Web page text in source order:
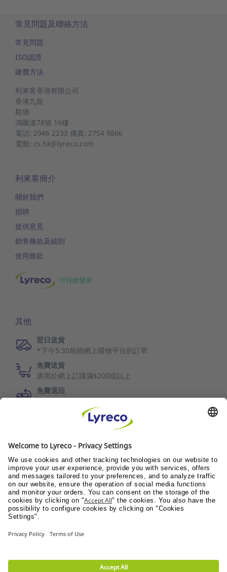
常見問題及聯絡方法
常見問題
ISO認證
繳費方法
利來客香港有限公司
香港九龍
觀塘
鴻圖道78號 16樓
電話: 2946 2233 傳真: 2754 9866
電郵: cs.hk@lyreco.com
利來客簡介
關於我們
招聘
提供意見
銷售條款及細則
使用條款
可持續發展
其他
翌日送貨
*下午5:30前經網上購物平台的訂單
免費送貨
適用於網上訂購滿$200或以上
免費退回
30日退換保障
Wellness@Workplace
Wellness@Teams
|網站地圖